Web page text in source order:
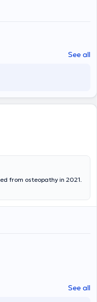
See all
from osteopathy in 2021.
See all